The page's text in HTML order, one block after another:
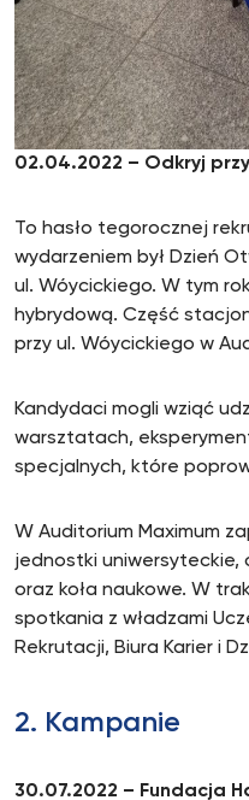
02.04.2022 – Odkryj
To hasło tegorocznej
wydarzeniem był Dzień
ul. Wóycickiego. W tym
hybrydową. Część
przy ul. Wóycickiego w
Kandydaci mogli wziąć
warsztatach,
specjalnych, które
W Auditorium Maximum
jednostki uniwersyteckie,
oraz koła naukowe. W
spotkania z władzami
Rekrutacji, Biura Karier i
2. Kampanie
30.07.2022 – Fundacja